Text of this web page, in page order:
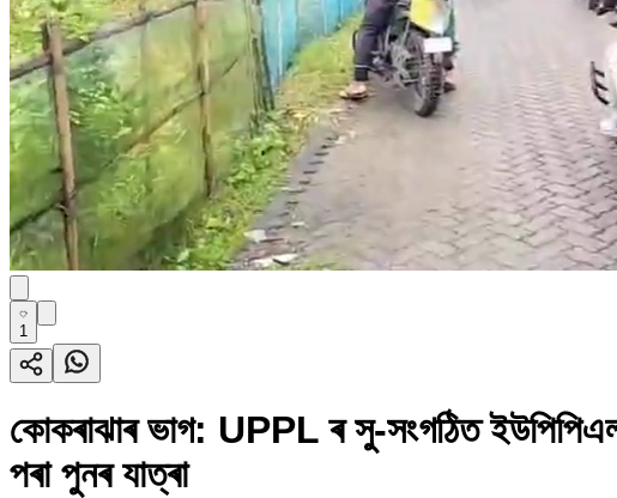
1
কোকৰাঝাৰ ভাগ: UPPL ৰ সু-সংগঠিত ইউপিপিএল
পৰা পুনৰ যাত্ৰা